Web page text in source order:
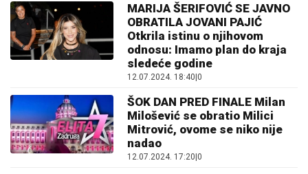
MARIJA ŠERIFOVIĆ SE JAVNO
OBRATILA JOVANI PAJIĆ
Otkrila istinu o njihovom
odnosu: Imamo plan do kraja
sledeće godine
12.07.2024. 18:40 0
ŠOK DAN PRED FINALE Milan
Milošević se obratio Milici
Mitrović, ovome se niko nije
nadao
12.07.2024. 17:20 0